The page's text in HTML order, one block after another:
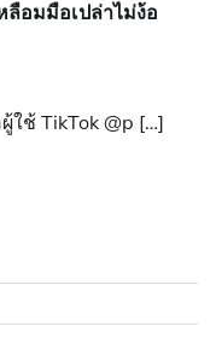
ลือมมือเปล่าไม่ง้อ
ช้ TikTok @p […]